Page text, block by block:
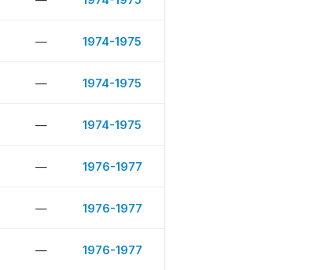
— 1974-1975
— 1974-1975
— 1974-1975
— 1976-1977
— 1976-1977
— 1976-1977